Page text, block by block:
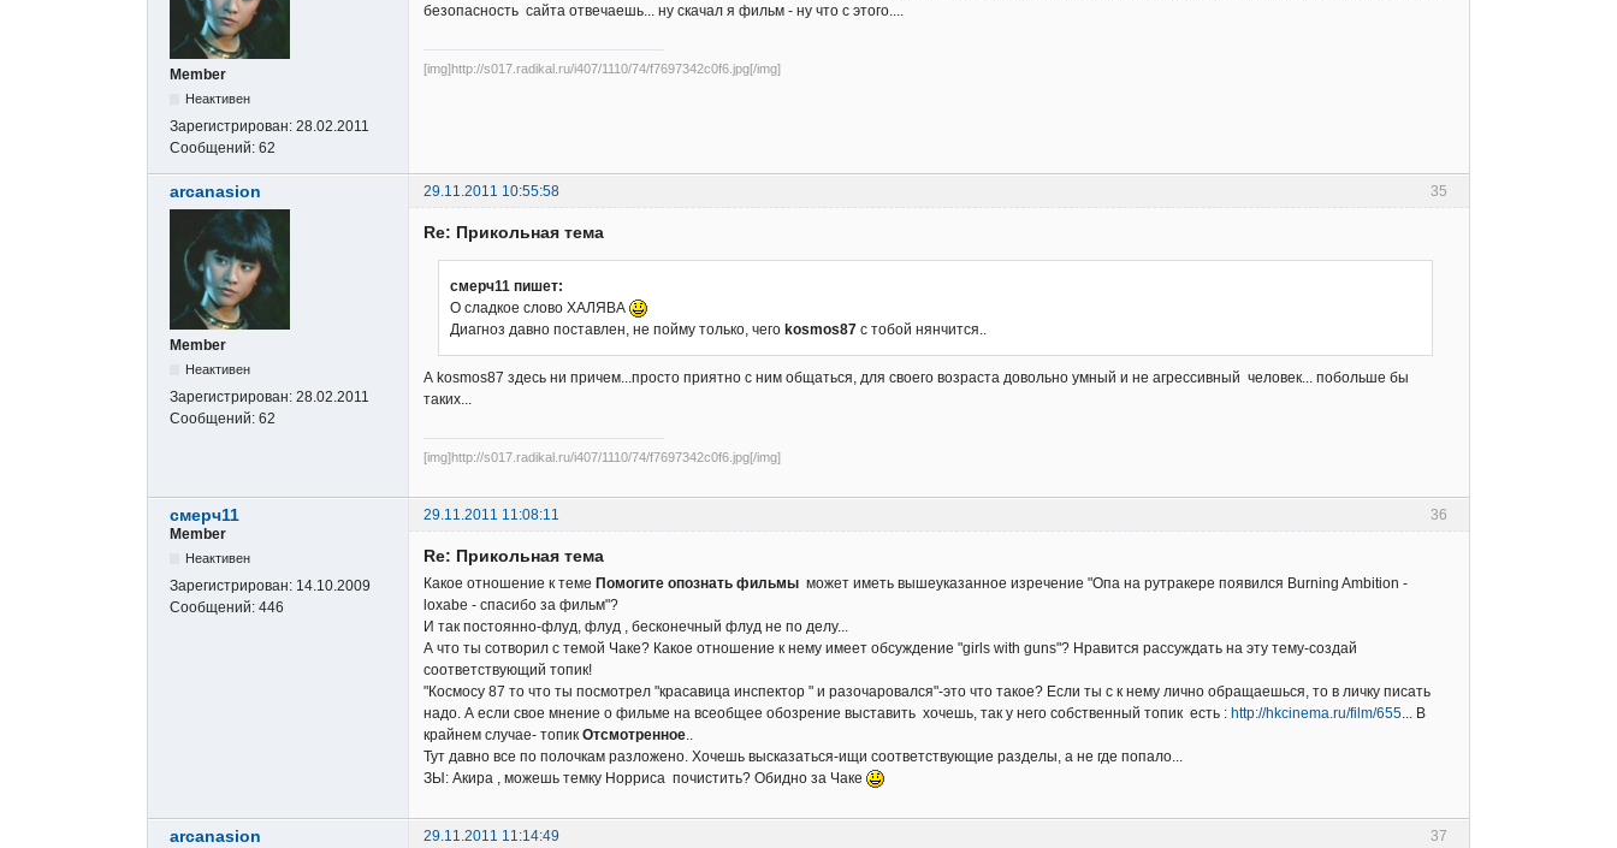
Member
Неактивен
Зарегистрирован: 28.02.2011
Сообщений: 62
безопасность сайта отвечаешь... ну скачал я фильм - ну что с этого....
[img]http://s017.radikal.ru/i407/1110/74/f7697342c0f6.jpg[/img]
35
arcanasion 29.11.2011 10:55:58
Member
Неактивен
Зарегистрирован: 28.02.2011
Сообщений: 62
Re: Прикольная тема
смерч11 пишет:
О сладкое слово ХАЛЯВА
Диагноз давно поставлен, не пойму только, чего kosmos87 с тобой нянчится..
А kosmos87 здесь ни причем...просто приятно с ним общаться, для своего возраста довольно умный и не агрессивный человек... побольше бы
таких...
[img]http://s017.radikal.ru/i407/1110/74/f7697342c0f6.jpg[/img]
36
смерч11
29.11.2011 11:08:11
Member
Неактивен
Зарегистрирован: 14.10.2009
Сообщений: 446
Re: Прикольная тема
Какое отношение к теме Помогите опознать фильмы может иметь вышеуказанное изречение "Опа на рутракере появился Burning Ambition -
loxabe - спасибо за фильм"?
И так постоянно-флуд, флуд , бесконечный флуд не по делу...
А что ты сотворил с темой Чаке? Какое отношение к нему имеет обсуждение "girls with guns"? Нравится рассуждать на эту тему-создай
соответствующий топик!
"Космосу 87 то что ты посмотрел "красавица инспектор " и разочаровался"-это что такое? Если ты с к нему лично обращаешься, то в личку писать
надо. А если свое мнение о фильме на всеобщее обозрение выставить хочешь, так у него собственный топик есть : http://hkcinema.ru/film/655... В
крайнем случае- топик Отсмотренное..
Тут давно все по полочкам разложено. Хочешь высказаться-ищи соответствующие разделы, а не где попало...
ЗЫ: Акира , можешь темку Норриса почистить? Обидно за Чаке
37
arcanasion 29.11.2011 11:14:49